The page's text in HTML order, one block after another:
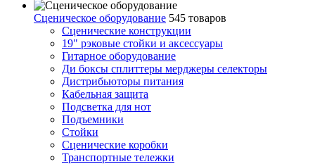
Сценическое оборудование 545 товаров
Сценические конструкции
19" рэковые стойки и аксесcуары
Гитарное оборудование
Ди боксы сплиттеры мерджеры селекторы
Дистрибьюторы питания
Кабельная защита
Подсветка для нот
Подъемники
Стойки
Сценические коробки
Транспортные тележки